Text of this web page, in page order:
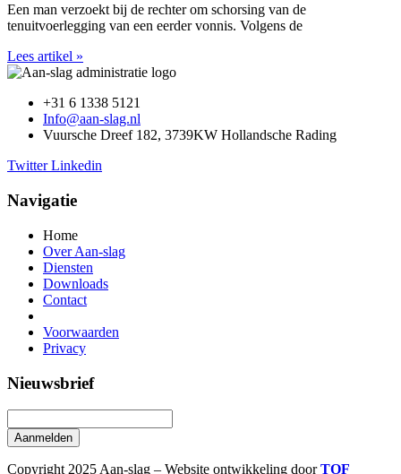
Een man verzoekt bij de rechter om schorsing van de
tenuitvoerlegging van een eerder vonnis. Volgens de
Lees artikel »
+31 6 1338 5121
Info@aan-slag.nl
Vuursche Dreef 182, 3739KW Hollandsche Rading
Twitter Linkedin
Navigatie
Home
Over Aan-slag
Diensten
Downloads
Contact
Voorwaarden
Privacy
Nieuwsbrief
Aanmelden
Copyright 2025 Aan-slag – Website ontwikkeling doorTOF